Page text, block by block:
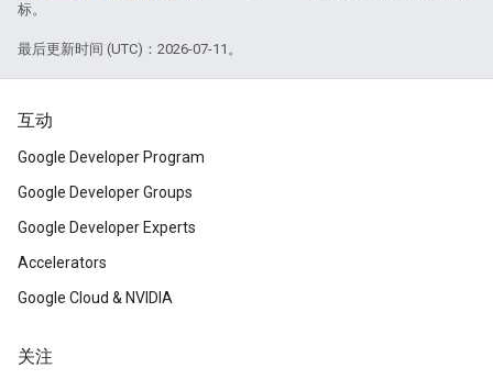
标。
最后更新时间 (UTC)：2026-07-11。
互动
Google Developer Program
Google Developer Groups
Google Developer Experts
Accelerators
Google Cloud & NVIDIA
关注